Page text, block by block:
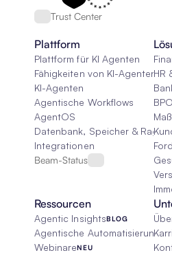
Trust Center
Plattform
Plattform für KI Agenten
Fähigkeiten von KI-Agenten
KI-Agenten
Agentische Workflows
AgentOS
Datenbank, Speicher & Rag
Integrationen
Beam-Status
HR
BPO
Ressourcen
Agentic InsightsBLOG
Agentische Automatisierung
WebinareNEU